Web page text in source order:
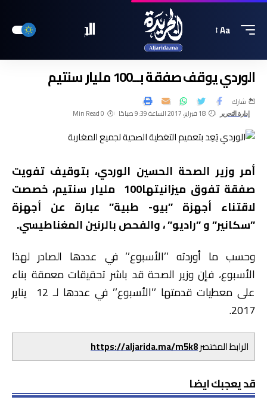
Aa
الوردي يوقف صفقة بــ100 مليار سنتيم
إدارة التحرير 18 فبراير، 2017 الساعة 9:39 صباحًا 0 Min Read
شارك
أمر وزير الصحة الحسين الوردي، بتوقيف تفويت
صفقة تفوق ميزانيتها100 مليار سنتيم، خصصت
لاقتناء أجهزة ’’بيو- طبية’’ عبارة عن أجهزة
’’سكانير’’ و ’’راديو’’ ، والفحص بالرنين المغناطيسي.
وحسب ما أوردته ’’الأسبوع’’ في عددها الصادر لهذا
الأسبوع، فإن وزير الصحة قد باشر تحقيقات معمقة بناء
على معطيات قدمتها ’’الأسبوع’’ في عددها لـ 12 يناير
2017.
الرابط المختصرhttps://aljarida.ma/m5k8
قد يعجبك ايضا